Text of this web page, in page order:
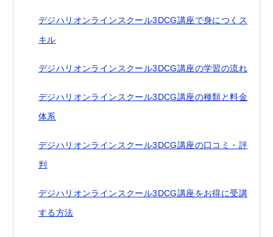
デジハリオンラインスクール3DCG講座で身につくス
キル
デジハリオンラインスクール3DCG講座の学習の流れ
デジハリオンラインスクール3DCG講座の種類と料金
体系
デジハリオンラインスクール3DCG講座の口コミ・評
判
デジハリオンラインスクール3DCG講座をお得に受講
する方法